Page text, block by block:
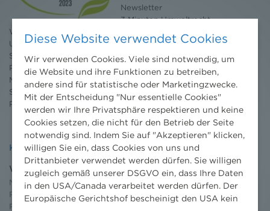
Newsletter
3 Minuten Umweltrecht
Willkommen Umweltrecht
Umweltrechtsblog
Seminare
Publikationen
Moot Court
Stipendium
Pressebereich
Kontakt
Wien
Niederhuber & Partner
Rechtsanwälte GmbH
Reisnerstraße 53, 1030 Wien
Diese Website verwendet Cookies
Wir verwenden Cookies. Viele sind notwendig, um
die Website und ihre Funktionen zu betreiben,
andere sind für statistische oder Marketingzwecke.
Mit der Entscheidung "Nur essentielle Cookies"
werden wir Ihre Privatsphäre respektieren und keine
Cookies setzen, die nicht für den Betrieb der Seite
notwendig sind. Indem Sie auf "Akzeptieren" klicken,
willigen Sie ein, dass Cookies von uns und
Drittanbieter verwendet werden dürfen. Sie willigen
zugleich gemäß unserer DSGVO ein, dass Ihre Daten
in den USA/Canada verarbeitet werden dürfen. Der
Europäische Gerichtshof bescheinigt den USA kein